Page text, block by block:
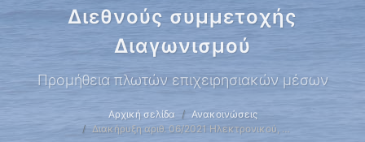
Διεθνούς συμμετοχής
Διαγωνισμού
Προμήθεια πλωτών επιχειρησιακών μέσων
Αρχική σελίδα
Ανακοινώσεις
Διακήρυξη αριθ. 06/2021 Ηλεκτρονικού, …